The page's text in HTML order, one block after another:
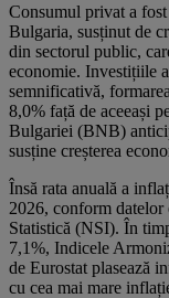
Consumul privat a
Bulgaria, susținut de
din sectorul public,
economie. Investițiile
semnificativă,
8,0% față de aceeași
Bulgariei (BNB)
susține creșterea
Însă rata anuală a
2026, conform
Statistică (NSI). În
7,1%, Indicele
de Eurostat plasează
cu cea mai mare